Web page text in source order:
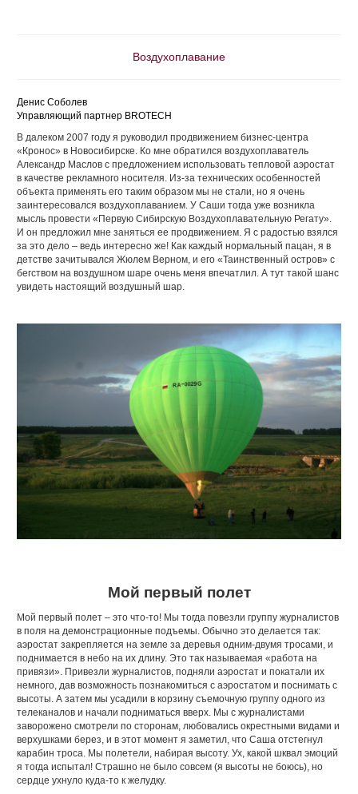
Воздухоплавание
Денис Соболев
Управляющий партнер BROTECH
В далеком 2007 году я руководил продвижением бизнес-центра
«Кронос» в Новосибирске. Ко мне обратился воздухоплаватель
Александр Маслов с предложением использовать тепловой аэростат
в качестве рекламного носителя. Из-за технических особенностей
объекта применять его таким образом мы не стали, но я очень
заинтересовался воздухоплаванием. У Саши тогда уже возникла
мысль провести «Первую Сибирскую Воздухоплавательную Регату».
И он предложил мне заняться ее продвижением. Я с радостью взялся
за это дело – ведь интересно же! Как каждый нормальный пацан, я в
детстве зачитывался Жюлем Верном, и его «Таинственный остров» с
бегством на воздушном шаре очень меня впечатлил. А тут такой шанс
увидеть настоящий воздушный шар.
Мой первый полет
Мой первый полет – это что-то! Мы тогда повезли группу журналистов
в поля на демонстрационные подъемы. Обычно это делается так:
аэростат закрепляется на земле за деревья одним-двумя тросами, и
поднимается в небо на их длину. Это так называемая «работа на
привязи». Привезли журналистов, подняли аэростат и покатали их
немного, дав возможность познакомиться с аэростатом и поснимать с
высоты. А затем мы усадили в корзину съемочную группу одного из
телеканалов и начали подниматься вверх. Мы с журналистами
заворожено смотрели по сторонам, любовались окрестными видами и
верхушками берез, и в этот момент я заметил, что Саша отстегнул
карабин троса. Мы полетели, набирая высоту. Ух, какой шквал эмоций
я тогда испытал! Страшно не было совсем (я высоты не боюсь), но
сердце ухнуло куда-то к желудку.